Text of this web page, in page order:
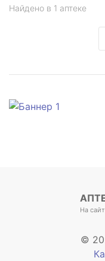
Найдено в 1 аптеке
На
©